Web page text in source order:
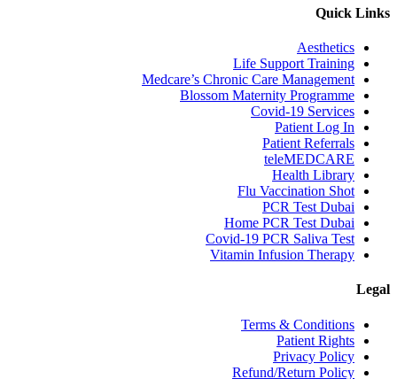
Quick Links
Aesthetics
Life Support Training
Medcare’s Chronic Care Management
Blossom Maternity Programme
Covid-19 Services
Patient Log In
Patient Referrals
teleMEDCARE
Health Library
Flu Vaccination Shot
PCR Test Dubai
Home PCR Test Dubai
Covid-19 PCR Saliva Test
Vitamin Infusion Therapy
Legal
Terms & Conditions
Patient Rights
Privacy Policy
Refund/Return Policy